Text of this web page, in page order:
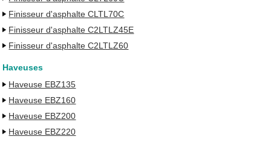
Finisseur d'asphalte CLTL70C
Finisseur d'asphalte C2LTLZ45E
Finisseur d'asphalte C2LTLZ60
Haveuses
Haveuse EBZ135
Haveuse EBZ160
Haveuse EBZ200
Haveuse EBZ220